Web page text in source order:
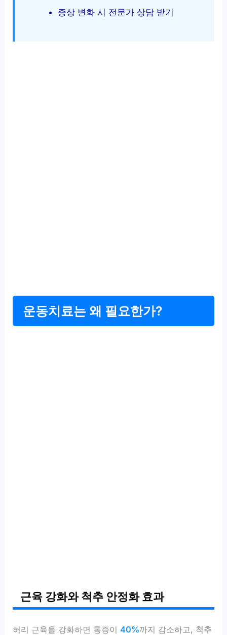
증상 변화 시 전문가 상담 받기
운동치료는 왜 필요한가?
근육 강화와 척추 안정화 효과
허리 근육을 강화하면 통증이40%까지 감소하고, 척추